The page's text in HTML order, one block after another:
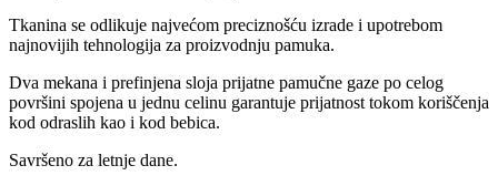
Tkanina se odlikuje najvećom preciznošću izrade i upotrebom
najnovijih tehnologija za proizvodnju pamuka.
Dva mekana i prefinjena sloja prijatne pamučne gaze po celog
površini spojena u jednu celinu garantuje prijatnost tokom koriščenja
kod odraslih kao i kod bebica.
Savršeno za letnje dane.